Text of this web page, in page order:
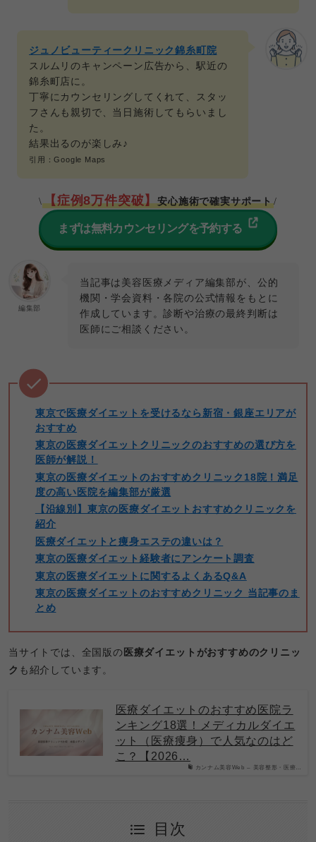
ジュノビューティークリニック錦糸町院
スルムリのキャンペーン広告から、駅近の
錦糸町店に。
丁寧にカウンセリングしてくれて、スタッ
フさんも親切で、当日施術してもらいまし
た。
結果出るのが楽しみ♪
引用：Google Maps
\【症例8万件突破】安心施術で確実サポート/
まずは無料カウンセリングを予約する
編集部
当記事は美容医療メディア編集部が、公的
機関・学会資料・各院の公式情報をもとに
作成しています。診断や治療の最終判断は
医師にご相談ください。
東京で医療ダイエットを受けるなら新宿・銀座エリアが
おすすめ
東京の医療ダイエットクリニックのおすすめの選び方を
医師が解説！
東京の医療ダイエットのおすすめクリニック18院！満足
度の高い医院を編集部が厳選
【沿線別】東京の医療ダイエットおすすめクリニックを
紹介
医療ダイエットと痩身エステの違いは？
東京の医療ダイエット経験者にアンケート調査
東京の医療ダイエットに関するよくあるQ&A
東京の医療ダイエットのおすすめクリニック 当記事のま
とめ
当サイトでは、全国版の医療ダイエットがおすすめのクリニッ
ク も紹介しています。
カンナム美容Web – 美容整形・医療…
医療ダイエットのおすすめ医院ラ
ンキング18選！メディカルダイエ
ット（医療痩身）で人気なのはど
こ？【2026…
目次